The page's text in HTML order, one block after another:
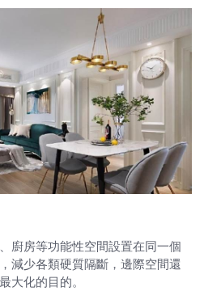
廚房等功能性空間設置在同一個
減少各類硬質隔斷，邊際空間還
大化的目的。